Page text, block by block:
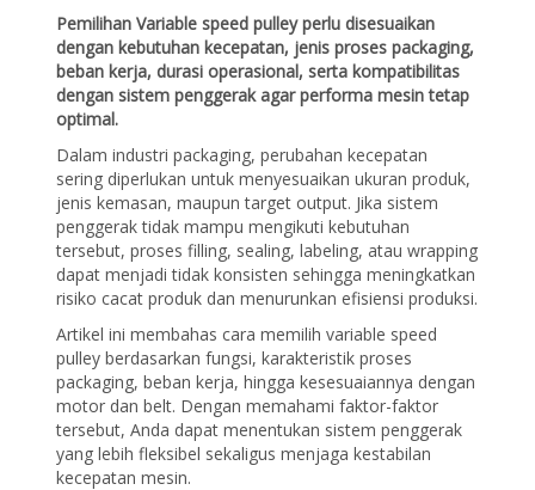
Pemilihan Variable speed pulley perlu disesuaikan
dengan kebutuhan kecepatan, jenis proses packaging,
beban kerja, durasi operasional, serta kompatibilitas
dengan sistem penggerak agar performa mesin tetap
optimal.
Dalam industri packaging, perubahan kecepatan
sering diperlukan untuk menyesuaikan ukuran produk,
jenis kemasan, maupun target output. Jika sistem
penggerak tidak mampu mengikuti kebutuhan
tersebut, proses filling, sealing, labeling, atau wrapping
dapat menjadi tidak konsisten sehingga meningkatkan
risiko cacat produk dan menurunkan efisiensi produksi.
Artikel ini membahas cara memilih variable speed
pulley berdasarkan fungsi, karakteristik proses
packaging, beban kerja, hingga kesesuaiannya dengan
motor dan belt. Dengan memahami faktor-faktor
tersebut, Anda dapat menentukan sistem penggerak
yang lebih fleksibel sekaligus menjaga kestabilan
kecepatan mesin.